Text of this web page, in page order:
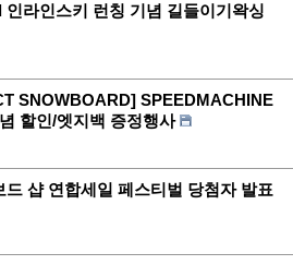
라인스키 런칭 기념 길들이기왁싱
SNOWBOARD] SPEEDMACHINE
할인/엣지백 증정행사
드 샵 연합세일 페스티벌 당첨자 발표